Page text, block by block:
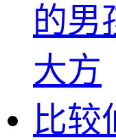
的男
大方
比较